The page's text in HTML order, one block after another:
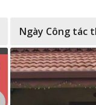
Ngày Công tác